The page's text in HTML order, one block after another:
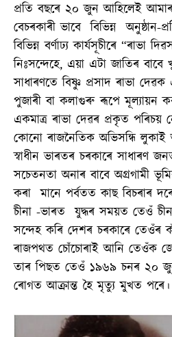
প্ৰতি বছৰে ২০ জুন আহিলেই আমাৰ
বেচৰকাৰী ভাবে বিভিন্ন অনুষ্ঠান-
বিভিন্ন বৰ্ণাঢ্য কাৰ্যসূচীৰে “ৰাভা
নিঃসন্দেহে, এয়া এটা জাতিৰ
সাধাৰণতে বিষ্ণু প্ৰসাদ ৰাভা
পুজাৰী বা কলাগুৰু ৰূপে মূল্যায়ন
একমাত্ৰ ৰাভা দেৱৰ প্ৰকৃত পৰিচয়
কোনো ৰাজনৈতিক অভিসন্ধি লুকাই
স্বাধীন ভাৰতৰ চৰকাৰে সাধাৰণ
সচেতনতা অনাৰ বাবে অগ্ৰগামী
কৰা মানে পৰ্বতত কাছ বিচৰাৰ
চীনা -ভাৰত যুদ্ধৰ সময়ত তেওঁ
সন্দেহ কৰি দেশৰ চৰকাৰে তেওঁৰ
ৰাজপথত চোঁচোৰাই আনি তেওঁক
তাৰ পিছত তেওঁ ১৯৬৯ চনৰ ২০
ৰোগত আক্ৰান্ত হৈ মৃত্যু মুখত পৰে।